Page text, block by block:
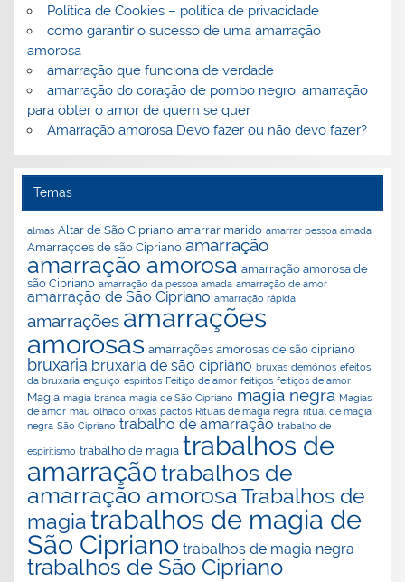
Política de Cookies – política de privacidade
como garantir o sucesso de uma amarração
amorosa
amarração que funciona de verdade
amarração do coração de pombo negro, amarração
para obter o amor de quem se quer
Amarração amorosa Devo fazer ou não devo fazer?
Temas
almas Altar de São Cipriano amarrar marido amarrar pessoa amada
Amarraçoes de são Cipriano amarração
amarração amorosa amarração amorosa de
são Cipriano amarração da pessoa amada amarração de amor
amarração de São Cipriano amarração rápida
amarrações amarrações
amorosas amarrações amorosas de são cipriano
bruxaria bruxaria de são cipriano bruxas demónios efeitos
da bruxaria enguiço espiritos Feitiço de amor feitiços feitiços de amor
Magia magia branca magia de São Cipriano magia negra Magias
de amor mau olhado orixás pactos Rituais de magia negra ritual de magia
negra São Cipriano trabalho de amarração trabalho de
espiritismo trabalho de magia trabalhos de
amarraçãotrabalhos de
amarração amorosa Trabalhos de
magia trabalhos de magia de
São Cipriano trabalhos de magia negra
trabalhos de São Cipriano